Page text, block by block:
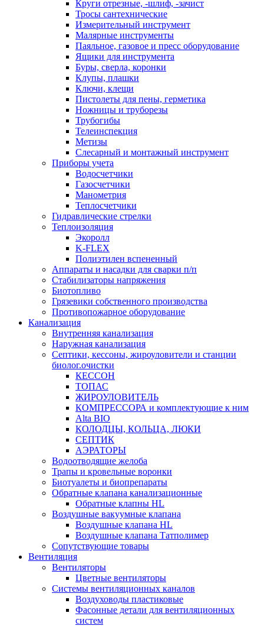
Круги отрезные, -шлиф, -зачист
Тросы сантехнические
Измерительный инструмент
Малярные инструменты
Паяльное, газовое и пресс оборудование
Ящики для инструмента
Буры, сверла, коронки
Клупы, плашки
Ключи, клещи
Пистолеты для пены, герметика
Ножницы и труборезы
Трубогибы
Телеинспекция
Метизы
Слесарный и монтажный инструмент
Приборы учета
Водосчетчики
Газосчетчики
Манометрия
Теплосчетчики
Гидравлические стрелки
Теплоизоляция
Экоролл
K-FLEX
Полиэтилен вспененный
Аппараты и насадки для сварки п/п
Стабилизаторы напряжения
Биотопливо
Грязевики собственного производства
Противопожарное оборудование
Канализация
Внутренняя канализация
Наружная канализация
Септики, кессоны, жироуловители и станции
биолог.очистки
КЕССОН
ТОПАС
ЖИРОУЛОВИТЕЛЬ
КОМПРЕССОРА и комплектующие к ним
Alta BIO
КОЛОДЦЫ, КОЛЬЦА, ЛЮКИ
СЕПТИК
АЭРАТОРЫ
Водоотводящие желоба
Трапы и кровельные воронки
Биотуалеты и биопрепараты
Обратные клапана канализационные
Обратные клапны HL
Воздушные вакуумные клапана
Воздушные клапана HL
Воздушные клапана Татполимер
Сопутствующие товары
Вентиляция
Вентиляторы
Цветные вентиляторы
Системы вентиляционных каналов
Воздуховоды пластиковые
Фасонные детали для вентиляционных
систем